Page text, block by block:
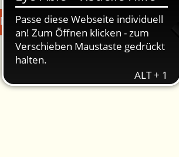
Mängelmeldung Suche -